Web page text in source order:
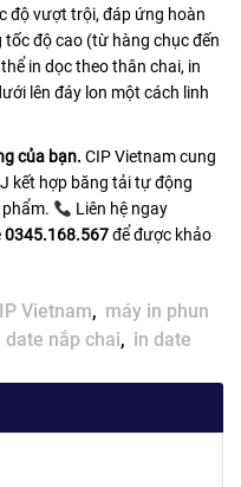
độ vượt trội, đáp ứng hoàn
tốc độ cao (từ hàng chục đến
in dọc theo thân chai, in
lên đáy lon một cách linh
của bạn. CIP Vietnam cung
kết hợp băng tải tự động
Liên hệ ngay
0345.168.567để được khảo
Vietnam
máy in phun
date nắp chai
in date